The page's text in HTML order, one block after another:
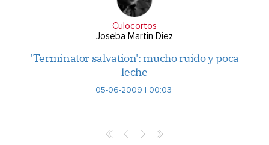
Culocortos
Joseba Martin Diez
'Terminator salvation': mucho ruido y poca
leche
05-06-2009 | 00:03